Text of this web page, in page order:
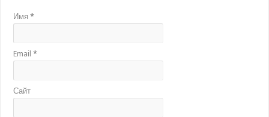
Имя*
Email*
Сайт